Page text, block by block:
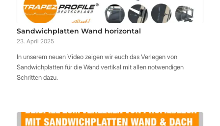
Sandwichplatten Wand horizontal
23. April 2025
In unserem neuen Video zeigen wir euch das Verlegen von
Sandwichplatten für die Wand vertikal mit allen notwendigen
Schritten dazu.